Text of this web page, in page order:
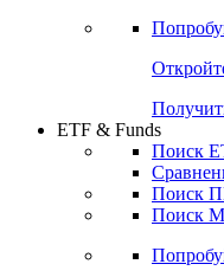
ETF & Funds
Поиск
Поиск
Поиск